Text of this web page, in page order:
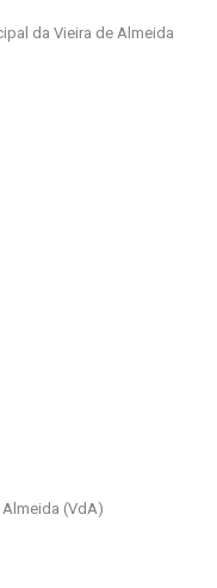
da Vieira de Almeida
Almeida (VdA)